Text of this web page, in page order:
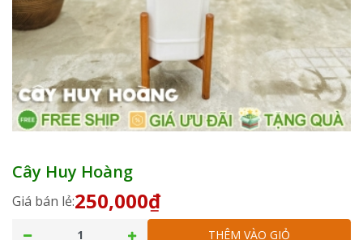
Cây Huy Hoàng
Giá bán lẻ:250,000₫
THÊM VÀO GIỎ